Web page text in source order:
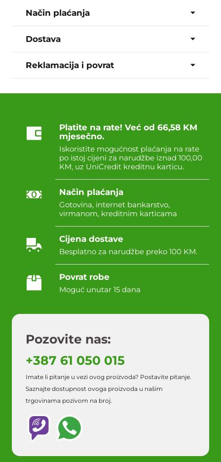
Način plaćanja
Dostava
Reklamacija i povrat
Platite na rate! Već od 66,58 KM
mjesečno.
Iskoristite mogućnost plaćanja na rate
po istoj cijeni za narudžbe iznad 100,00
KM, uz UniCredit kreditnu karticu.
Način plaćanja
Gotovina, internet bankarstvo,
virmanom, kreditnim karticama
Cijena dostave
Besplatno za narudžbe preko 100 KM.
Povrat robe
Moguć unutar 15 dana
Pozovite nas:
+387 61 050 015
Imate li pitanje u vezi ovog proizvoda? Postavite pitanje.
Saznajte dostupnost ovoga proizvoda u našim
trgovinama pozivom na broj.